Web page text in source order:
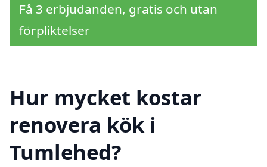
Få 3 erbjudanden, gratis och utan
förpliktelser
Hur mycket kostar
renovera kök i
Tumlehed?